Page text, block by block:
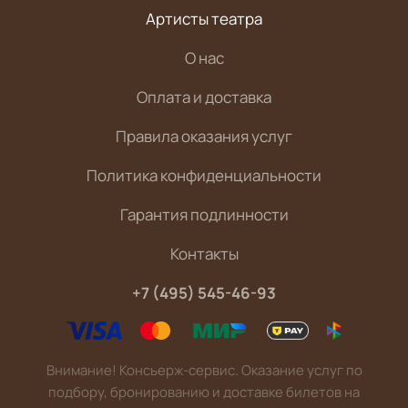
Артисты театра
О нас
Оплата и доставка
Правила оказания услуг
Политика конфиденциальности
Гарантия подлинности
Контакты
+7 (495) 545-46-93
Внимание! Консьерж-сервис. Оказание услуг по
подбору, бронированию и доставке билетов на